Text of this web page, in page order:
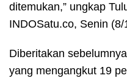
ditemukan,” ungkap
INDOSatu.co, Senin (8/
Diberitakan
yang mengangkut 19